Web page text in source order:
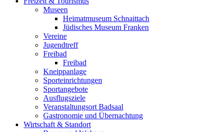
Museen
Heimatmuseum Schnaittach
Jüdisches Museum Franken
Vereine
Jugendtreff
Freibad
Freibad
Kneippanlage
Sporteinrichtungen
Sportangebote
Ausflugsziele
Veranstaltungsort Badsaal
Gastronomie und Übernachtung
Wirtschaft & Standort